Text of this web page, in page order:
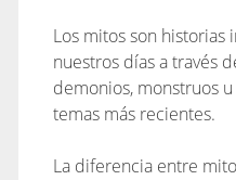
Los mitos son historias
nuestros días a través
demonios, monstruos
temas más recientes.
La diferencia entre